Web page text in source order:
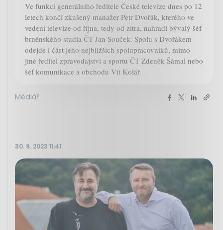
Ve funkci generálního ředitele České televize dnes po 12
letech končí zkušený manažer Petr Dvořák, kterého ve
vedení televize od října, tedy od zítra, nahradí bývalý šéf
brněnského studia ČT Jan Souček. Spolu s Dvořákem
odejde i část jeho nejbližších spolupracovníků, mimo
jiné ředitel zpravodajství a sportu ČT Zdeněk Šámal nebo
šéf komunikace a obchodu Vít Kolář.
Médiář
30. 9. 2023 11:41